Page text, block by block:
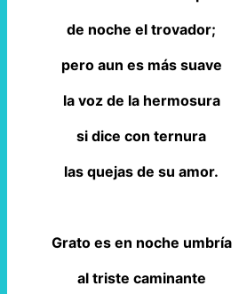
de noche el trovador;
pero aun es más suave
la voz de la hermosura
si dice con ternura
las quejas de su amor.
Grato es en noche umbría
al triste caminante